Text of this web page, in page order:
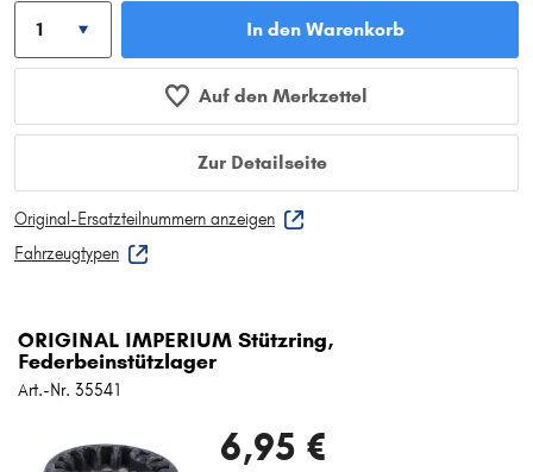
In den Warenkorb
Auf den Merkzettel
Zur Detailseite
Original-Ersatzteilnummern anzeigen
Fahrzeugtypen
ORIGINAL IMPERIUM Stützring,
Federbeinstützlager
Art.-Nr. 35541
6,95 €